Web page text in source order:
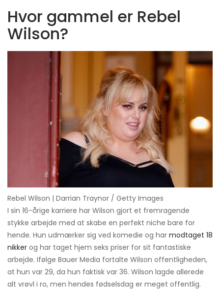
Hvor gammel er Rebel
Wilson?
Rebel Wilson | Darrian Traynor / Getty Images
I sin 16-årige karriere har Wilson gjort et fremragende
stykke arbejde med at skabe en perfekt niche bare for
hende. Hun udmærker sig ved komedie og har modtaget 18
nikker og har taget hjem seks priser for sit fantastiske
arbejde. Ifølge Bauer Media fortalte Wilson offentligheden,
at hun var 29, da hun faktisk var 36. Wilson lagde allerede
alt vrøvl i ro, men hendes fødselsdag er meget offentlig.